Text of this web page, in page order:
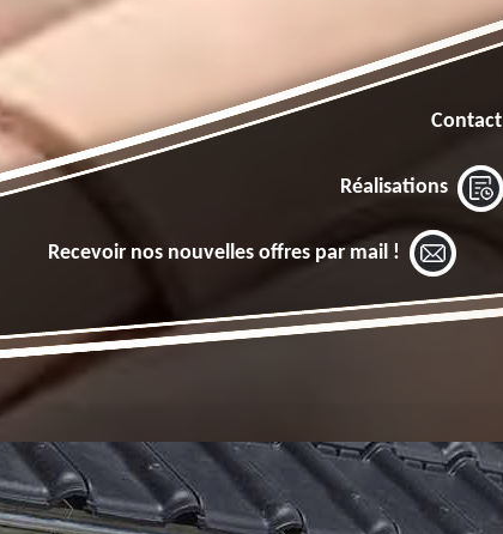
Contact
Réalisations
Recevoir nos nouvelles offres par mail !